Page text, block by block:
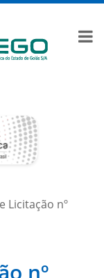
Licitação nº
nº